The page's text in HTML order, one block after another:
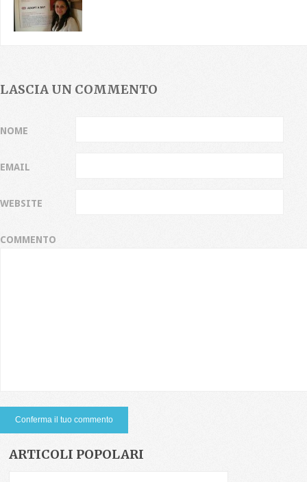
LASCIA UN COMMENTO
NOME
EMAIL
WEBSITE
COMMENTO
ARTICOLI POPOLARI